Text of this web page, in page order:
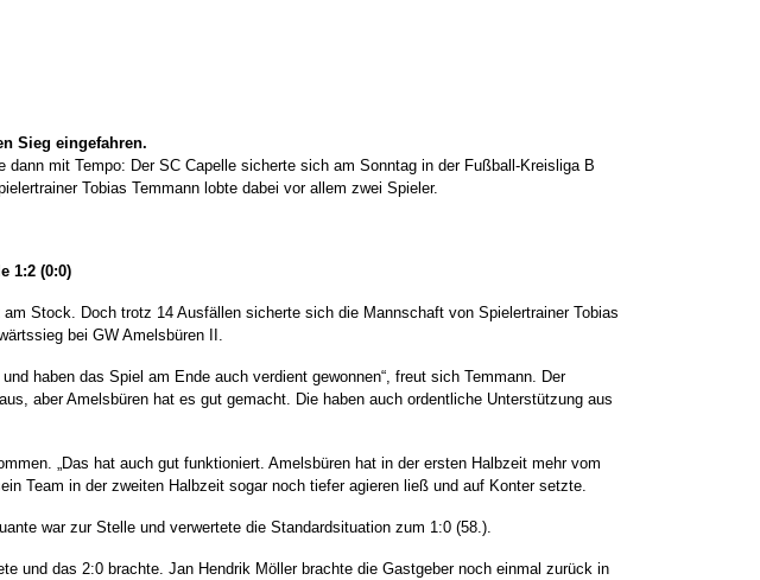
Sieg eingefahren.
dann mit Tempo: Der SC Capelle sicherte sich am Sonntag in der Fußball-Kreisliga B
Tobias Temmann lobte dabei vor allem zwei Spieler.
1:2 (0:0)
Stock. Doch trotz 14 Ausfällen sicherte sich die Mannschaft von Spielertrainer Tobias
bei GW Amelsbüren II.
haben das Spiel am Ende auch verdient gewonnen“, freut sich Temmann. Der
aber Amelsbüren hat es gut gemacht. Die haben auch ordentliche Unterstützung aus
„Das hat auch gut funktioniert. Amelsbüren hat in der ersten Halbzeit mehr vom
Team in der zweiten Halbzeit sogar noch tiefer agieren ließ und auf Konter setzte.
war zur Stelle und verwertete die Standardsituation zum 1:0 (58.).
und das 2:0 brachte. Jan Hendrik Möller brachte die Gastgeber noch einmal zurück in